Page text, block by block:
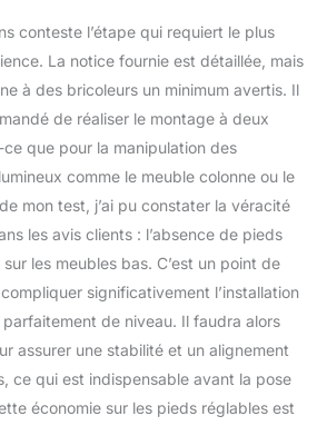
conteste l’étape qui requiert le plus
La notice fournie est détaillée, mais
à des bricoleurs un minimum avertis. Il
de réaliser le montage à deux
que pour la manipulation des
comme le meuble colonne ou le
mon test, j’ai pu constater la véracité
les avis clients : l’absence de pieds
les meubles bas. C’est un point de
significativement l’installation
parfaitement de niveau. Il faudra alors
assurer une stabilité et un alignement
ce qui est indispensable avant la pose
économie sur les pieds réglables est